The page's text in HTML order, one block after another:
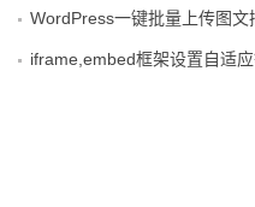
WordPress一键批量上传图
iframe,embed框架设置自适